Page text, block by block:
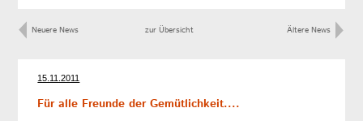
Neuere News zur Übersicht Ältere News
15.11.2011
Für alle Freunde der Gemütlichkeit....